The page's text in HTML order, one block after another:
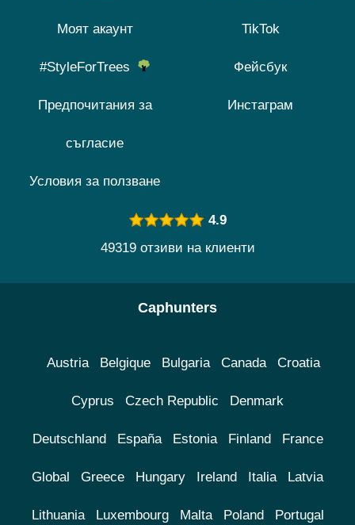
Моят акаунт
#StyleForTrees
Предпочитания за
съгласие
Условия за ползване
TikTok
Фейсбук
Инстаграм
4.9
49319 отзиви на клиенти
Caphunters
Austria Belgique Bulgaria Canada Croatia
Cyprus Czech Republic Denmark
Deutschland España Estonia Finland France
Global Greece Hungary Ireland Italia Latvia
Lithuania Luxembourg Malta Poland Portugal